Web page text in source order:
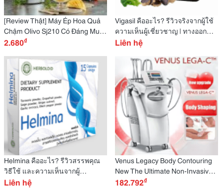
[Review Thật] Máy Ép Hoa Quả
Chậm Olivo Sj210 Có Đáng Mua
Không? Dùng Rồi Mới Hiểu!
2.680₫
Vigasil คืออะไร? รีวิวจริงจากผู้ใช้
ความเห็นผู้เชี่ยวชาญ | ทางออก
สำหรับผู้ชายที่ต้องการกลับมาฟิต
Liên hệ
Helmina คืออะไร? รีวิวสรรพคุณ
วิธีใช้ และความเห็นจากผู้
เชี่ยวชาญ กำจัดพยาธิ ล้างสารพิษ
Liên hệ
Venus Legacy Body Contouring
New The Ultimate Non-Invasive
Fat Loss & Skin Tightening
182.792₫